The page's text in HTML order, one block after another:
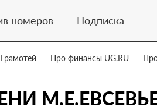
номеров Подписка
Грамотей Про финансы UG.RU